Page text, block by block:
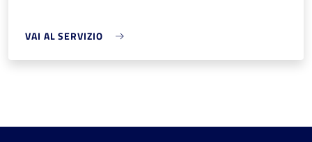
VAI AL SERVIZIO